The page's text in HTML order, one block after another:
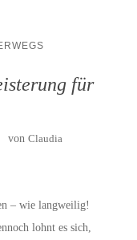
für
von Claudia
– wie langweilig!
lohnt es sich,